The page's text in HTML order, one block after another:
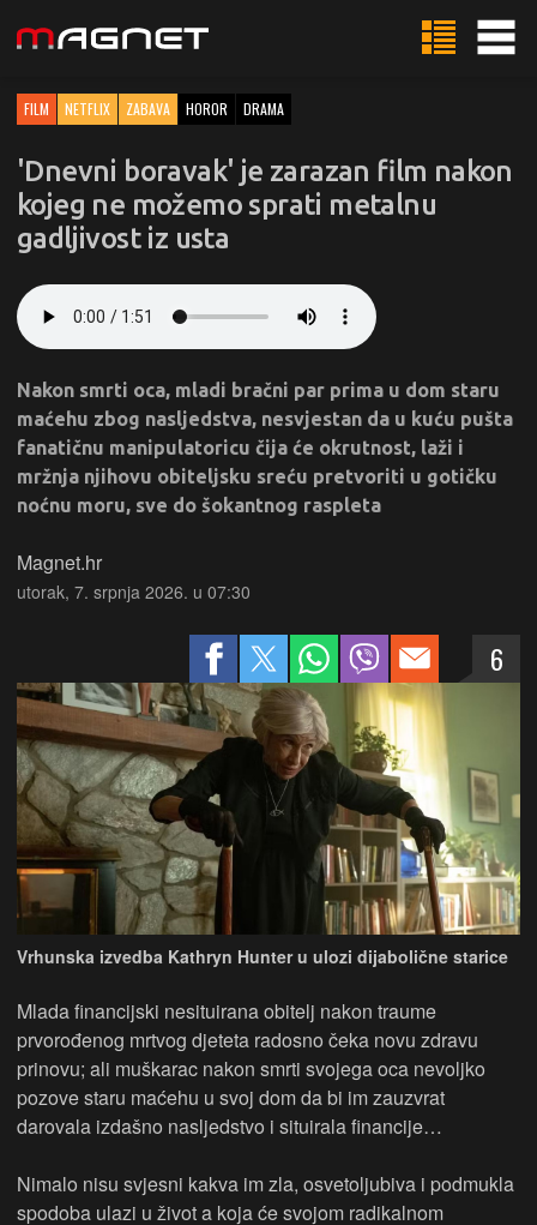
FILM NETFLIX ZABAVA HOROR DRAMA
'Dnevni boravak' je zarazan film nakon
kojeg ne možemo sprati metalnu
gadljivost iz usta
Nakon smrti oca, mladi bračni par prima u dom staru
maćehu zbog nasljedstva, nesvjestan da u kuću pušta
fanatičnu manipulatoricu čija će okrutnost, laži i
mržnja njihovu obiteljsku sreću pretvoriti u gotičku
noćnu moru, sve do šokantnog raspleta
Magnet.hr
utorak, 7. srpnja 2026. u 07:30
6
Vrhunska izvedba Kathryn Hunter u ulozi dijabolične starice
Mlada financijski nesituirana obitelj nakon traume
prvorođenog mrtvog djeteta radosno čeka novu zdravu
prinovu; ali muškarac nakon smrti svojega oca nevoljko
pozove staru maćehu u svoj dom da bi im zauzvrat
darovala izdašno nasljedstvo i situirala financije…
Nimalo nisu svjesni kakva im zla, osvetoljubiva i podmukla
spodoba ulazi u život a koja će svojom radikalnom